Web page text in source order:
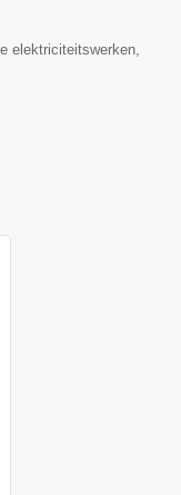
elektriciteitswerken,